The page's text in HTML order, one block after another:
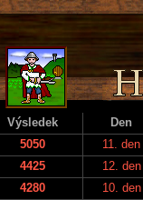
Výsledek
Den
5050
11. den
4425
12. den
4280
10. den